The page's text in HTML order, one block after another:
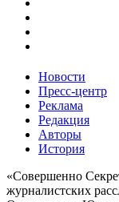
Новости
Пресс-центр
Реклама
Редакция
Авторы
История
«Совершенно
журналистских